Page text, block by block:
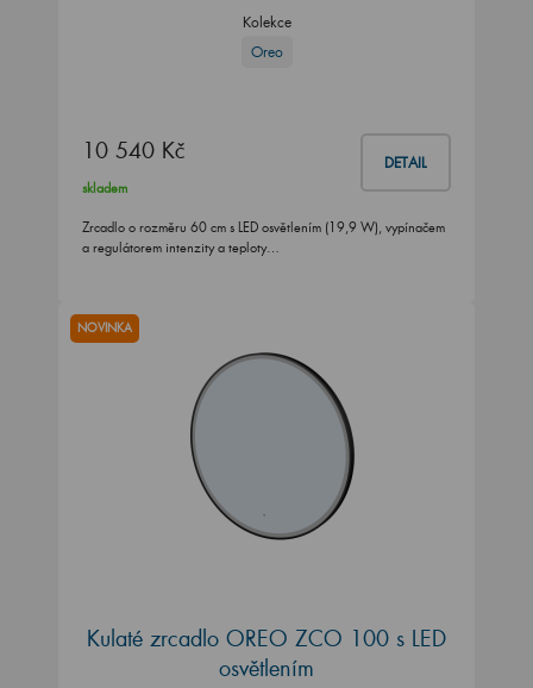
Kolekce
Oreo
10 540 Kč DETAIL
skladem
Zrcadlo o rozměru 60 cm s LED osvětlením (19,9 W), vypínačem
a regulátorem intenzity a teploty…
NOVINKA
Kulaté zrcadlo OREO ZCO 100 s LED
osvětlením